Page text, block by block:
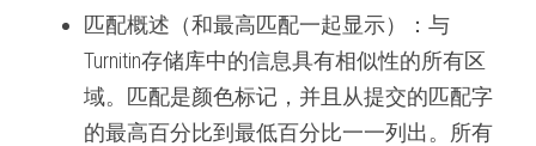
匹配概述（和最高匹配一起显示）：与
Turnitin存储库中的信息具有相似性的所有区
域。匹配是颜色标记，并且从提交的匹配字
的最高百分比到最低百分比一一列出。所有